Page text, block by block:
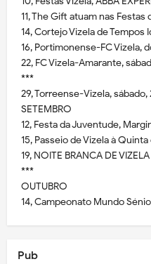
11, The Gift atuam nas Festas
14, Cortejo Vizela de Tempos
16, Portimonense-FC Vizela,
22, FC Vizela-Amarante,
***
29, Torreense-Vizela, sábado,
SETEMBRO
12, Festa da Juventude,
15, Passeio de Vizela à Quinta
19, NOITE BRANCA DE VIZELA
***
OUTUBRO
14, Campeonato Mundo
Pub